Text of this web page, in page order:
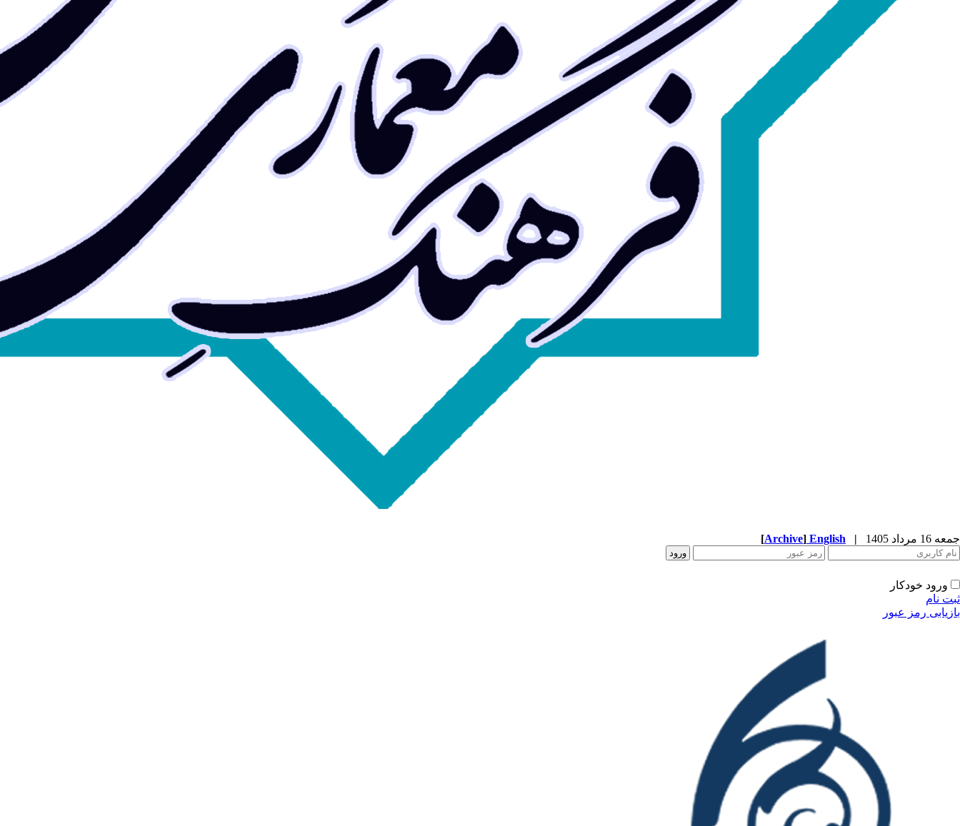
جمعه 16 مرداد 1405 |
English
[Archive]
ورود خودکار
ثبت نام
بازیابی رمز عبور